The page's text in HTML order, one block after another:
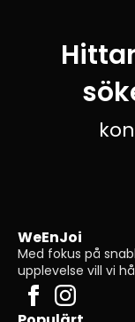
WeEnJoi
Med fokus på
upplevelse vill vi